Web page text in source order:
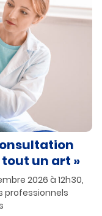
un art »
2026 à 12h30,
professionnels